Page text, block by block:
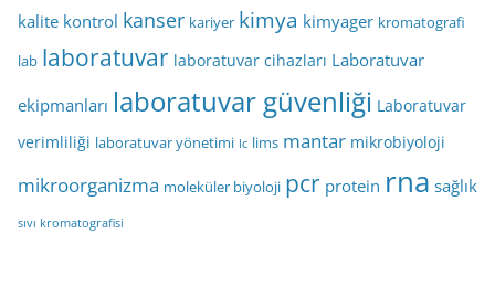
kalite kontrol kanser kariyer kimya kimyager kromatografi
lab laboratuvar laboratuvar cihazları Laboratuvar
ekipmanları laboratuvar güvenliği Laboratuvar
verimliliği laboratuvar yönetimi lc lims mantar mikrobiyoloji
mikroorganizma moleküler biyoloji pcr protein rna sağlık
sıvı kromatografisi